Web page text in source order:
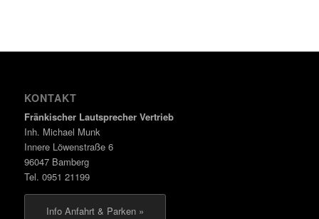
KONTAKT
Fränkischer Lautsprecher Vertrieb
Inh. Michael Munk
Innere Löwenstraße 6
96047 Bamberg
Tel. 0951 21199
Info Anfahrt & Parken »